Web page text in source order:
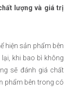
lượng và giá trị
hiện sản phẩm bên
khi bao bì không
sẽ đánh giá chất
phẩm bên trong có